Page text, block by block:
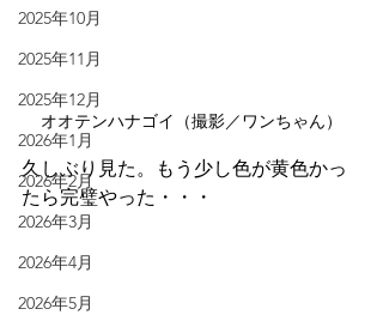
2025年10月
2025年11月
2025年12月
2026年1月
2026年2月
2026年3月
2026年4月
2026年5月
オオテンハナゴイ（撮影／ワンちゃん）
久しぶり見た。もう少し色が黄色かっ
たら完璧やった・・・